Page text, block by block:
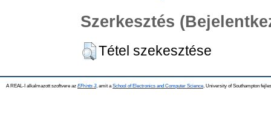
Szerkesztés
Tétel szekesztése
A REAL-I alkalmazott szoftvere az EPrints 3, amit a School of Electronics and Computer Science , University of Southampton